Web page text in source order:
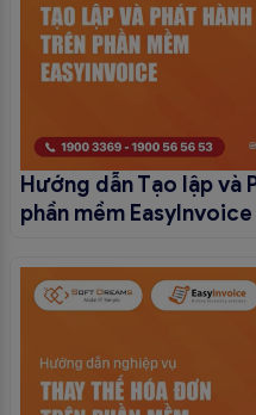
Hướng dẫn Tạo lập và
phần mềm EasyInvoice